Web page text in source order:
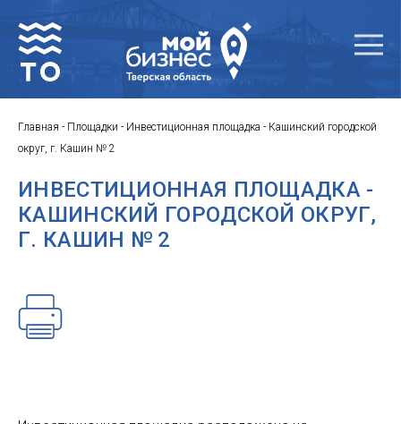
Главная - Площадки - Инвестиционная площадка - Кашинский городской
округ, г. Кашин № 2
ИНВЕСТИЦИОННАЯ ПЛОЩАДКА -
КАШИНСКИЙ ГОРОДСКОЙ ОКРУГ,
Г. КАШИН № 2